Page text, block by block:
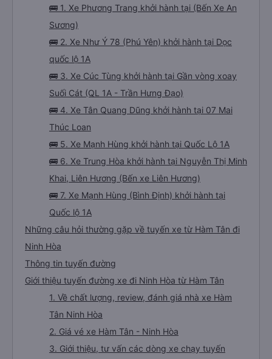
🚌 1. Xe Phương Trang khởi hành tại (Bến Xe An
Sương)
🚌 2. Xe Như Ý 78 (Phú Yên) khởi hành tại Dọc
quốc lộ 1A
🚌 3. Xe Cúc Tùng khởi hành tại Gần vòng xoay
Suối Cát (QL 1A - Trần Hưng Đạo)
🚌 4. Xe Tân Quang Dũng khởi hành tại 07 Mai
Thúc Loan
🚌 5. Xe Mạnh Hùng khởi hành tại Quốc Lộ 1A
🚌 6. Xe Trung Hòa khởi hành tại Nguyễn Thị Minh
Khai, Liên Hương (Bến xe Liên Hương)
🚌 7. Xe Mạnh Hùng (Bình Định) khởi hành tại
Quốc lộ 1A
Những câu hỏi thường gặp về tuyến xe từ Hàm Tân đi
Ninh Hòa
Thông tin tuyến đường
Giới thiệu tuyến đường xe đi Ninh Hòa từ Hàm Tân
1. Về chất lượng, review, đánh giá nhà xe Hàm
Tân Ninh Hòa
2. Giá vé xe Hàm Tân - Ninh Hòa
3. Giới thiệu, tư vấn các dòng xe chạy tuyến